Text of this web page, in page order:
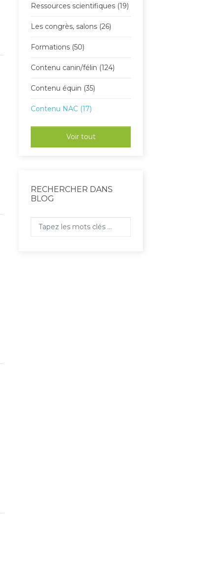
Ressources scientifiques (19)
Les congrès, salons (26)
Formations (50)
Contenu canin/félin (124)
Contenu équin (35)
Contenu NAC (17)
Voir tout
RECHERCHER DANS
BLOG